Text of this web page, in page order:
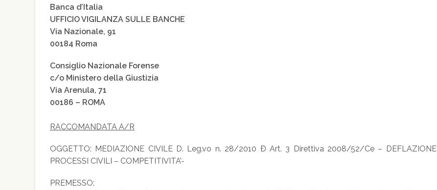
Banca d’Italia
UFFICIO VIGILANZA SULLE BANCHE
Via Nazionale, 91
00184 Roma
Consiglio Nazionale Forense
c/o Ministero della Giustizia
Via Arenula, 71
00186 – ROMA
RACCOMANDATA A/R
OGGETTO: MEDIAZIONE CIVILE D. Leg.vo n. 28/2010 Ð Art. 3 Direttiva 2008/52/Ce – DEFLAZIONE
PROCESSI CIVILI – COMPETITIVITA’-
PREMESSO: